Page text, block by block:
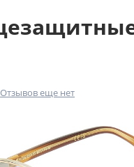
Отзывов еще нет